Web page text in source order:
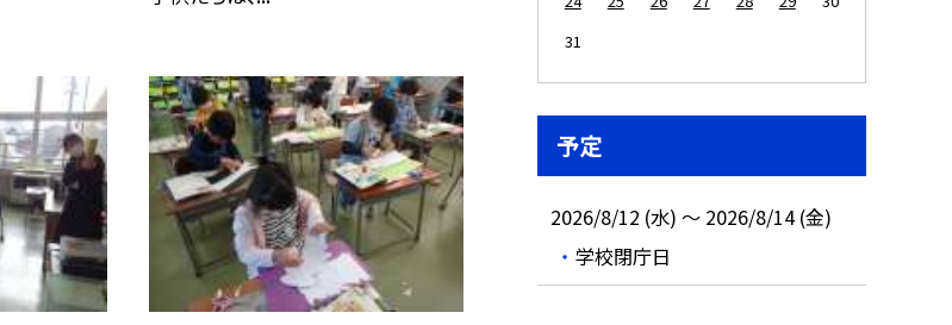
31
予定
2026/8/12 (水) ～ 2026/8/14 (金)
学校閉庁日